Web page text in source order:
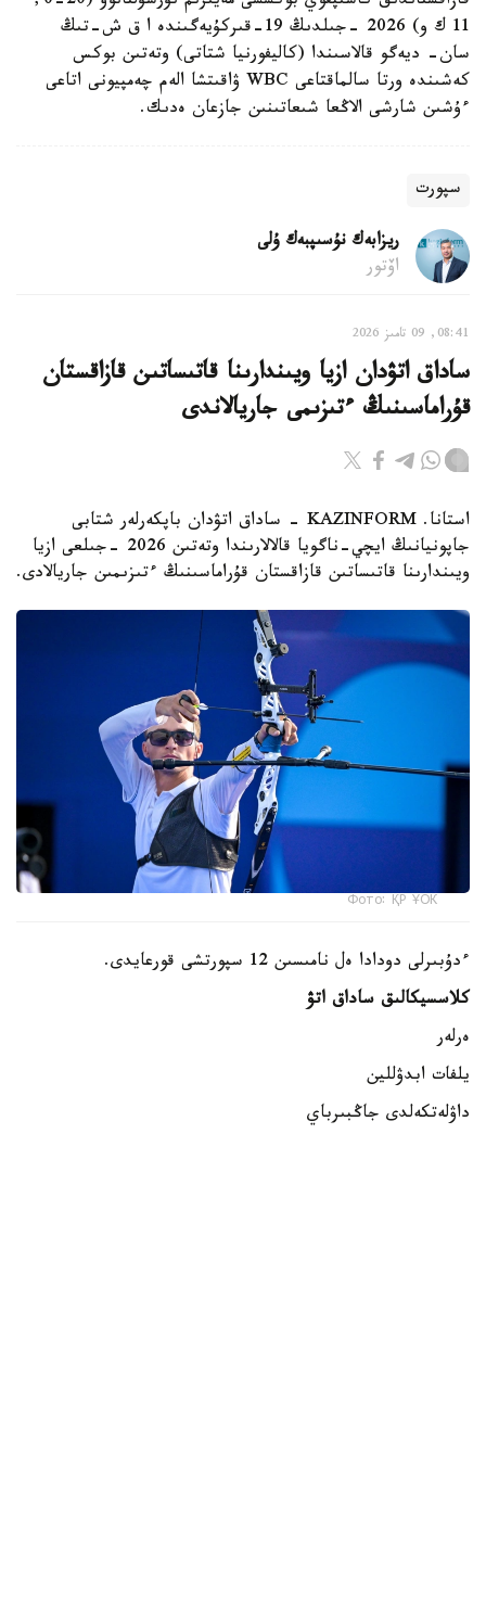
11 ك و) 2026 -جىلدىڭ 19-قىركۇيەگىندە ا ق ش-تىڭ
سان- ديەگو قالاسىندا (كاليفورنيا شتاتى) وتەتىن بوكس
كەشىندە ورتا سالماقتاعى WBC ۋاقىتشا الەم چەمپيونى اتاعى
ءۇشىن شارشى الاڭعا شىعاتىنىن جازعان ەدىك.
سپورت
ريزابەك نۇسىپبەك ۇلى
اۆتور
08:41, 09 تامىز 2026
ساداق اتۋدان ازيا ويىندارىنا قاتىساتىن قازاقستان
قۇراماسىنىڭ ءتىزىمى جاريالاندى
استانا. KAZINFORM - ساداق اتۋدان باپكەرلەر شتابى
جاپونيانىڭ ايچي-ناگويا قالالارىندا وتەتىن 2026 -جىلعى ازيا
ويىندارىنا قاتىساتىن قازاقستان قۇراماسىنىڭ ءتىزىمىن جاريالادى.
Фото: ҚР ҰОК
ءدۇبىرلى دودادا ەل نامىسىن 12 سپورتشى قورعايدى.
كلاسسيكالىق ساداق اتۋ
ەرلەر
يلفات ابدۋللين
داۋلەتكەلدى جاڭبىرباي